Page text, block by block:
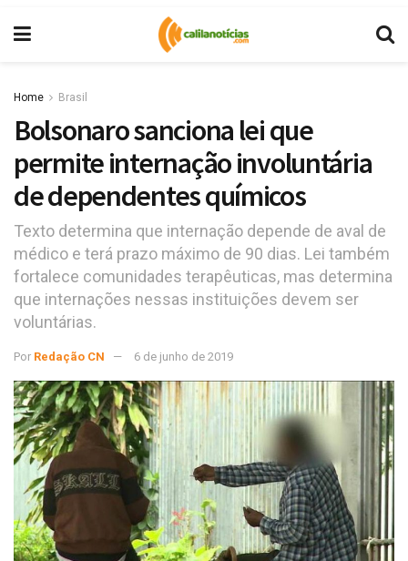
Home Brasil
Bolsonaro sanciona lei que
permite internação involuntária
de dependentes químicos
Texto determina que internação depende de aval de
médico e terá prazo máximo de 90 dias. Lei também
fortalece comunidades terapêuticas, mas determina
que internações nessas instituições devem ser
voluntárias.
Por Redação CN 6 de junho de 2019